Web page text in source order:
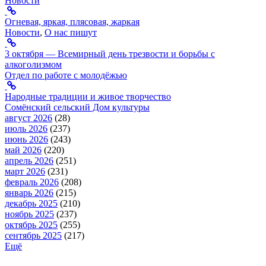
Огневая, яркая, плясовая, жаркая
Новости, О нас пишут
3 октября — Всемирный день трезвости и борьбы с
алкоголизмом
Отдел по работе с молодёжью
Народные традиции и живое творчество
Сомёнский сельский Дом культуры
август 2026 (28)
июль 2026 (237)
июнь 2026 (243)
май 2026 (220)
апрель 2026 (251)
март 2026 (231)
февраль 2026 (208)
январь 2026 (215)
декабрь 2025 (210)
ноябрь 2025 (237)
октябрь 2025 (255)
сентябрь 2025 (217)
Ещё